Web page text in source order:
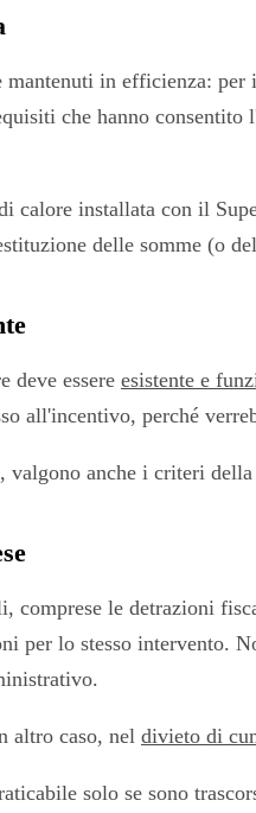
in efficienza:
che hanno
calore installata con il
delle somme (o
deve essere esistente e
all'incentivo, perché
valgono anche i criteri della
le detrazioni
per lo stesso intervento.
altro caso, nel divieto di
solo se sono